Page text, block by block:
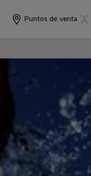
Puntos de venta